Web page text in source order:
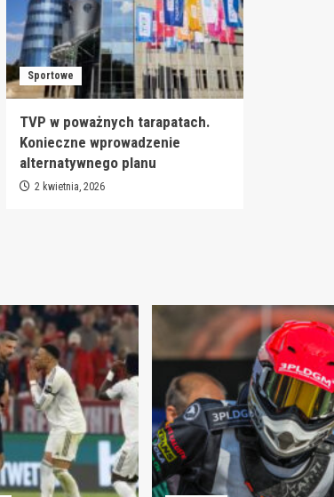
Sportowe
TVP w poważnych tarapatach.
Konieczne wprowadzenie
alternatywnego planu
2 kwietnia, 2026